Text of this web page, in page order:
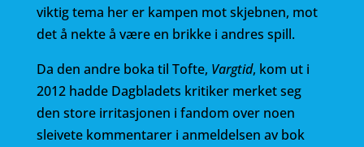
viktig tema her er kampen mot skjebnen, mot
det å nekte å være en brikke i andres spill.
Da den andre boka til Tofte, Vargtid, kom ut i
2012 hadde Dagbladets kritiker merket seg
den store irritasjonen i fandom over noen
sleivete kommentarer i anmeldelsen av bok